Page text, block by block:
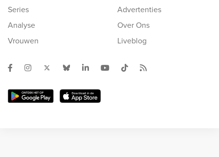
Series
Analyse
Vrouwen
Advertenties
Over Ons
Liveblog